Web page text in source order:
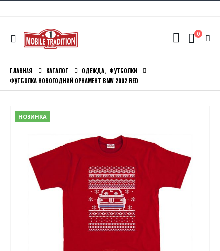
0
ГЛАВНАЯ КАТАЛОГ ОДЕЖДА, ФУТБОЛКИ
ФУТБОЛКА НОВОГОДНИЙ ОРНАМЕНТ BMW 2002 RED
НОВИНКА